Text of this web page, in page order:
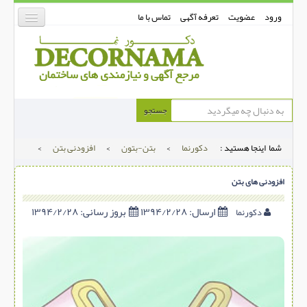
ورود عضویت تعرفه آگهی تماس با ما
دکورنما
دیوارپوش
دکوراسیون داخلی
درب و پنجره
مصالح ساختمانی
جستجو
شما اینجا هستید : دکورنما > بتن-بتون > افزودنی بتن >
افزودنی های بتن
دکورنما ارسال:۱۳۹۴/۲/۲۸ بروز رسانی: